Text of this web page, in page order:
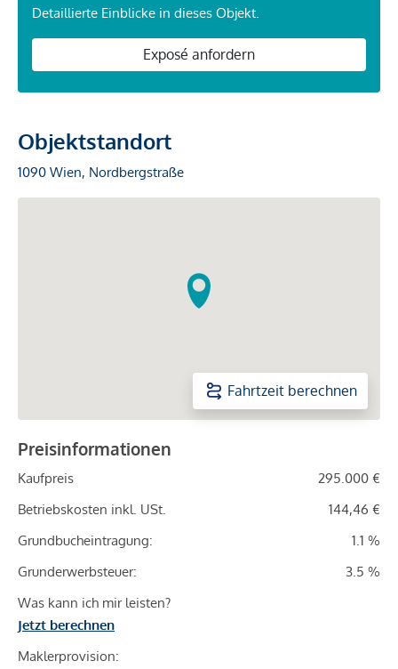
Detaillierte Einblicke in dieses Objekt.
Exposé anfordern
Objektstandort
1090 Wien, Nordbergstraße
Fahrtzeit berechnen
Preisinformationen
Kaufpreis
295.000 €
Betriebskosten inkl. USt.
144,46 €
Grundbucheintragung:
1.1 %
Grunderwerbsteuer:
3.5 %
Was kann ich mir leisten?
Jetzt berechnen
Maklerprovision: